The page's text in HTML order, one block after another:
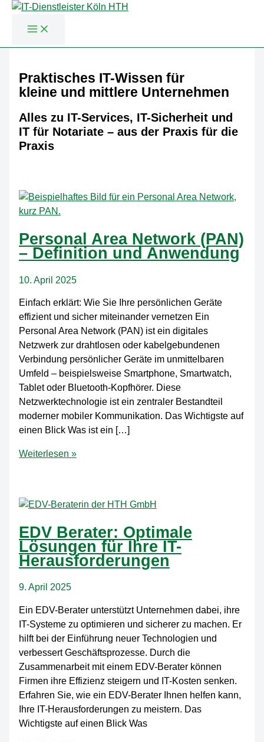
springen
Praktisches IT-Wissen für
kleine und mittlere Unternehmen
Alles zu IT-Services, IT-Sicherheit und
IT für Notariate – aus der Praxis für die
Praxis
Personal Area Network (PAN)
– Definition und Anwendung
10. April 2025
Einfach erklärt: Wie Sie Ihre persönlichen Geräte
effizient und sicher miteinander vernetzen Ein
Personal Area Network (PAN) ist ein digitales
Netzwerk zur drahtlosen oder kabelgebundenen
Verbindung persönlicher Geräte im unmittelbaren
Umfeld – beispielsweise Smartphone, Smartwatch,
Tablet oder Bluetooth-Kopfhörer. Diese
Netzwerktechnologie ist ein zentraler Bestandteil
moderner mobiler Kommunikation. Das Wichtigste auf
einen Blick Was ist ein […]
Personal
(PAN)
–
und
Anwendung
Weiterlesen »
EDV Berater: Optimale
Lösungen für Ihre IT-
Herausforderungen
9. April 2025
Ein EDV-Berater unterstützt Unternehmen dabei, ihre
IT-Systeme zu optimieren und sicherer zu machen. Er
hilft bei der Einführung neuer Technologien und
verbessert Geschäftsprozesse. Durch die
Zusammenarbeit mit einem EDV-Berater können
Firmen ihre Effizienz steigern und IT-Kosten senken.
Erfahren Sie, wie ein EDV-Berater Ihnen helfen kann,
Ihre IT-Herausforderungen zu meistern. Das
Wichtigste auf einen Blick Was